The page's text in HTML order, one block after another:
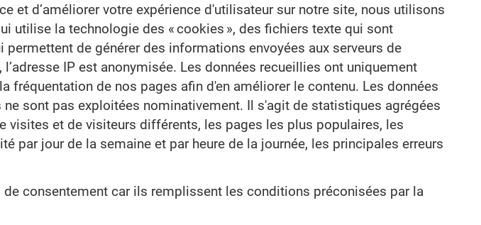
et d’améliorer votre expérience d'utilisateur sur notre site, nous utilisons
utilise la technologie des « cookies », des fichiers texte qui sont
de générer des informations envoyées aux serveurs de
l’adresse IP est anonymisée. Les données recueillies ont uniquement
fréquentation de nos pages afin d'en améliorer le contenu. Les données
sont pas exploitées nominativement. Il s'agit de statistiques agrégées
visites et de visiteurs différents, les pages les plus populaires, les
par jour de la semaine et par heure de la journée, les principales erreurs
consentement car ils remplissent les conditions préconisées par la